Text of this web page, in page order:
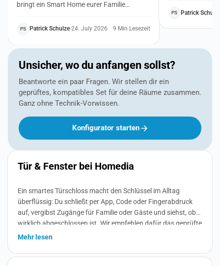
bringt ein Smart Home eurer Familie
Nebenkosten. Mit klaren Regeln für die
Privatsphäre von Kindern und Großeltern.
PS Patrick Schulze·24. July 2026 9 Min Lesezeit
Bedürfnis, ein
PS Patrick
Unsicher, wo du anfangen sollst?
Beantworte ein paar Fragen. Wir stellen dir ein
geprüftes, kompatibles Set für deine Räume zusammen.
Ganz ohne Technik-Vorwissen.
Konfigurator starten
Tür & Fenster bei Homedia
Ein smartes Türschloss macht den Schlüssel im Alltag
überflüssig: Du schließt per App, Code oder Fingerabdruck
auf, vergibst Zugänge für Familie oder Gäste und siehst, ob
wirklich abgeschlossen ist. Wir empfehlen dafür das geprüfte
Aqara Smart Lock + Keypad U200, das sich über Matter
Mehr lesen